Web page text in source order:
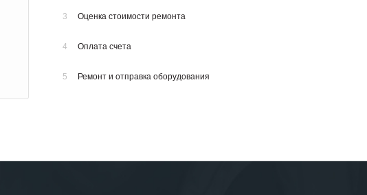
3 Оценка стоимости ремонта
4 Оплата счета
5 Ремонт и отправка оборудования